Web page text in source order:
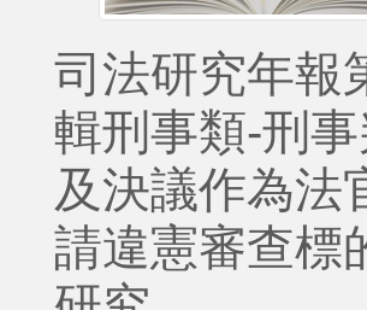
司法研究年報
輯刑事類-刑事
及決議作為法
請違憲審查標